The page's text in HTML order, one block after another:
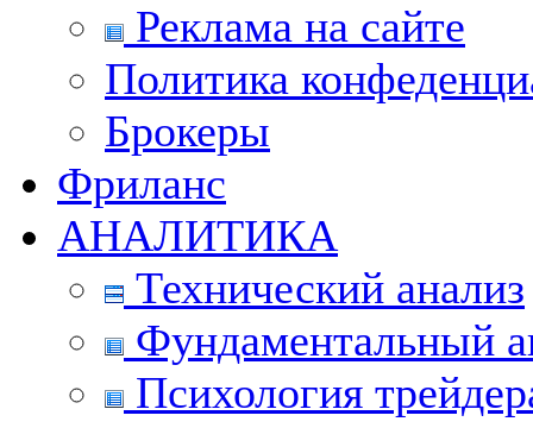
Реклама на сайте
Политика
Брокеры
Фриланс
АНАЛИТИКА
Технический анализ
Фундаментальный
Психология